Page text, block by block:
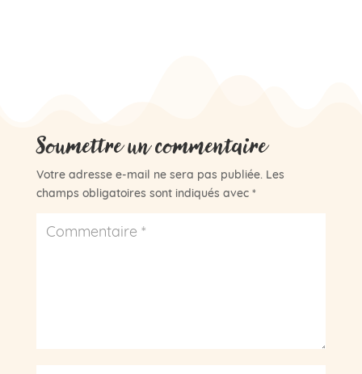
Soumettre un commentaire
Votre adresse e-mail ne sera pas publiée. Les
champs obligatoires sont indiqués avec *